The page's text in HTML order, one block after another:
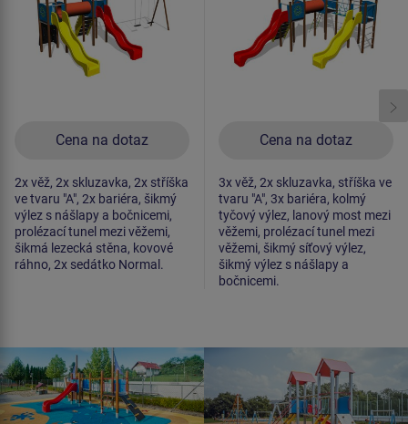
Cena na dotaz
2x věž, 2x skluzavka, 2x stříška
ve tvaru "A", 2x bariéra, šikmý
výlez s nášlapy a bočnicemi,
prolézací tunel mezi věžemi,
šikmá lezecká stěna, kovové
ráhno, 2x sedátko Normal.
Cena na dotaz
3x věž, 2x skluzavka, stříška ve
tvaru "A", 3x bariéra, kolmý
tyčový výlez, lanový most mezi
věžemi, prolézací tunel mezi
věžemi, šikmý síťový výlez,
šikmý výlez s nášlapy a
bočnicemi.